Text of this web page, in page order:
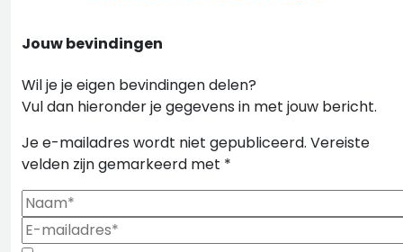
Jouw bevindingen
Wil je je eigen bevindingen delen?
Vul dan hieronder je gegevens in met jouw bericht.
Je e-mailadres wordt niet gepubliceerd. Vereiste
velden zijn gemarkeerd met *